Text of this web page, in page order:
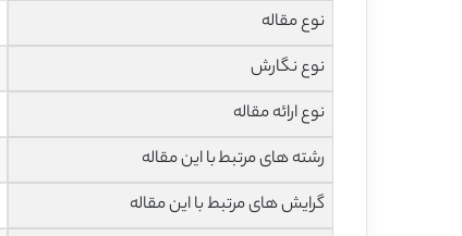
نوع مقاله
نوع نگارش
نوع ارائه مقاله
رشته های مرتبط با این مقاله
گرایش های مرتبط با این مقاله